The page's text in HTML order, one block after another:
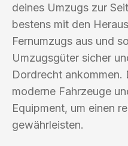
deines Umzugs zur
bestens mit den
Fernumzugs aus und
Umzugsgüter sicher
Dordrecht ankommen.
moderne Fahrzeuge
Equipment, um einen
gewährleisten.